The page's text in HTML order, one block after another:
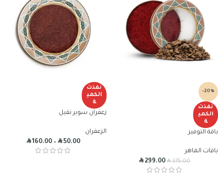
-20%
نفذت
الكمي
ة
باقة التوفير
باقات الماهر
R375.00
R299.00
نفذت
الكمي
ة
زعفران سوبر نقيل
الزعفران
R50.00
–
R160.00